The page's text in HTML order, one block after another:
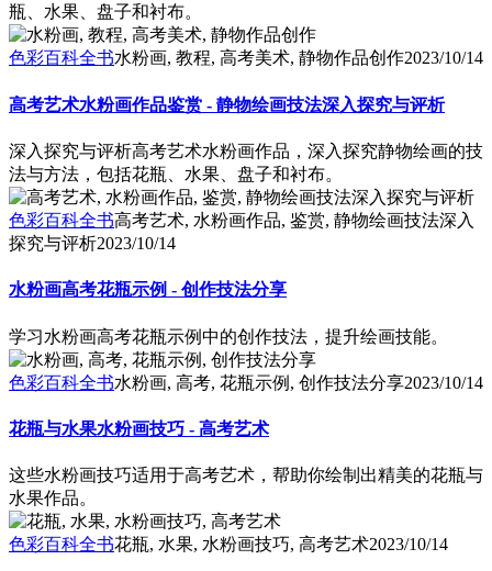
瓶、水果、盘子和衬布。
色彩百科全书水粉画, 教程, 高考美术, 静物作品创作2023/10/14
高考艺术水粉画作品鉴赏 - 静物绘画技法深入探究与评析
深入探究与评析高考艺术水粉画作品，深入探究静物绘画的技
法与方法，包括花瓶、水果、盘子和衬布。
色彩百科全书高考艺术, 水粉画作品, 鉴赏, 静物绘画技法深入
探究与评析2023/10/14
水粉画高考花瓶示例 - 创作技法分享
学习水粉画高考花瓶示例中的创作技法，提升绘画技能。
色彩百科全书水粉画, 高考, 花瓶示例, 创作技法分享2023/10/14
花瓶与水果水粉画技巧 - 高考艺术
这些水粉画技巧适用于高考艺术，帮助你绘制出精美的花瓶与
水果作品。
色彩百科全书花瓶, 水果, 水粉画技巧, 高考艺术2023/10/14